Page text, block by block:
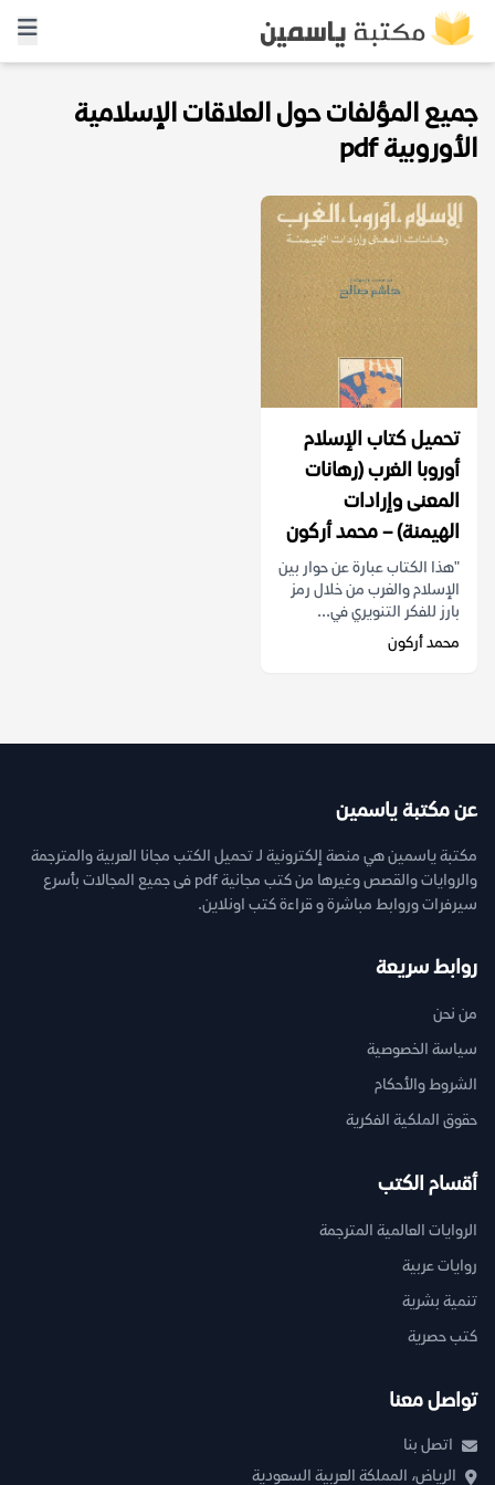
جميع المؤلفات حول العلاقات الإسلامية
الأوروبية pdf
تحميل كتاب الإسلام
أوروبا الغرب (رهانات
المعنى وإرادات
الهيمنة) – محمد أركون
"هذا الكتاب عبارة عن حوار بين
الإسلام والغرب من خلال رمز
بارز للفكر التنويري في...
محمد أركون
عن مكتبة ياسمين
مكتبة ياسمين هي منصة إلكترونية لـ تحميل الكتب مجانا العربية والمترجمة
والروايات والقصص وغيرها من كتب مجانية pdf فى جميع المجالات بأسرع
سيرفرات وروابط مباشرة و قراءة كتب اونلاين.
روابط سريعة
من نحن
سياسة الخصوصية
الشروط والأحكام
حقوق الملكية الفكرية
أقسام الكتب
الروايات العالمية المترجمة
روايات عربية
تنمية بشرية
كتب حصرية
تواصل معنا
اتصل بنا
الرياض، المملكة العربية السعودية